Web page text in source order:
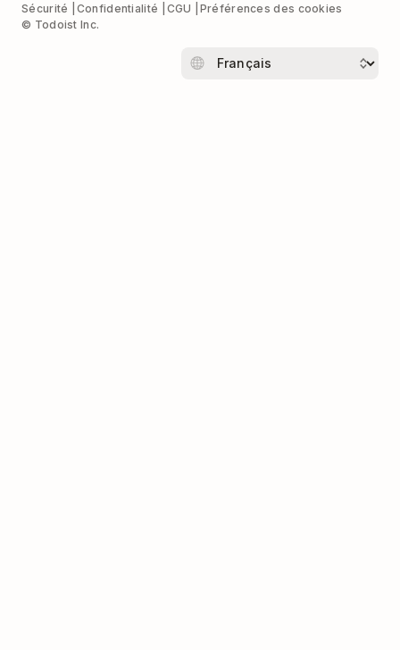
Sécurité Confidentialité CGU
Préférences des cookies
© Todoist Inc.